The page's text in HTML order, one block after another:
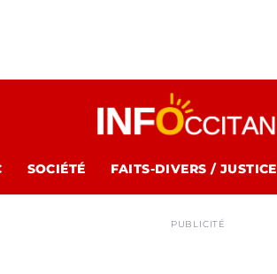
SOCIÉTÉ FAITS-DIVERS / JUSTICE
PUBLICITÉ